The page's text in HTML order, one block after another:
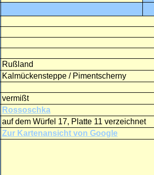
Rußland
Kalmückensteppe / Pimentscherny
vermißt
Rossoschka
auf dem Würfel 17, Platte 11 verzeichnet
Zur Kartenansicht von Google